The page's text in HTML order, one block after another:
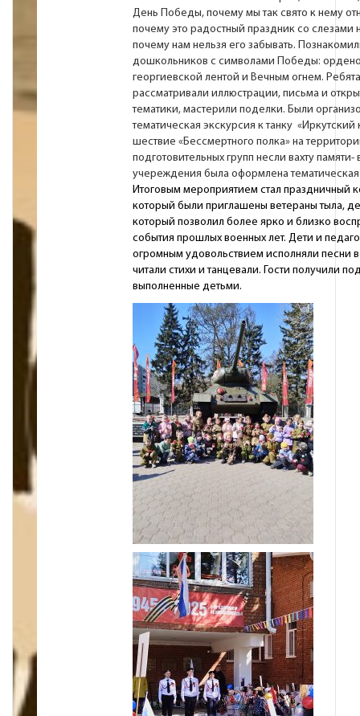
День Победы, почему мы так свято к нему
почему это радостный праздник со слезами
почему нам нельзя его забывать.
дошкольников с символами Победы:
георгиевской лентой и Вечным огнем. Ребята
рассматривали иллюстрации, письма и
тематики, мастерили поделки. Были
тематическая экскурсия к танку
шествие «Бессмертного полка» на
подготовительных групп несли вахту памяти-
учереждения была оформлена тематическая
Итоговым мероприятием стал праздничный
который были приглашены ветераны тыла,
который позволил более ярко и близко
события прошлых военных лет. Дети и
огромным удовольствием исполняли песни
читали стихи и танцевали. Гости получили
выполненные детьми.